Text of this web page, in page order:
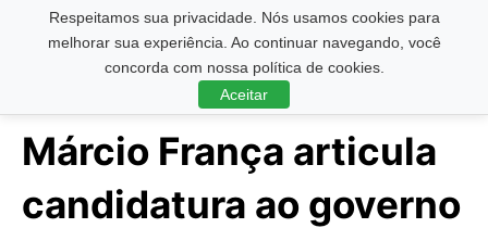
Respeitamos sua privacidade. Nós usamos cookies para
melhorar sua experiência. Ao continuar navegando, você
concorda com nossa política de cookies.
Aceitar
Pesquisar ...
Márcio França articula
candidatura ao governo